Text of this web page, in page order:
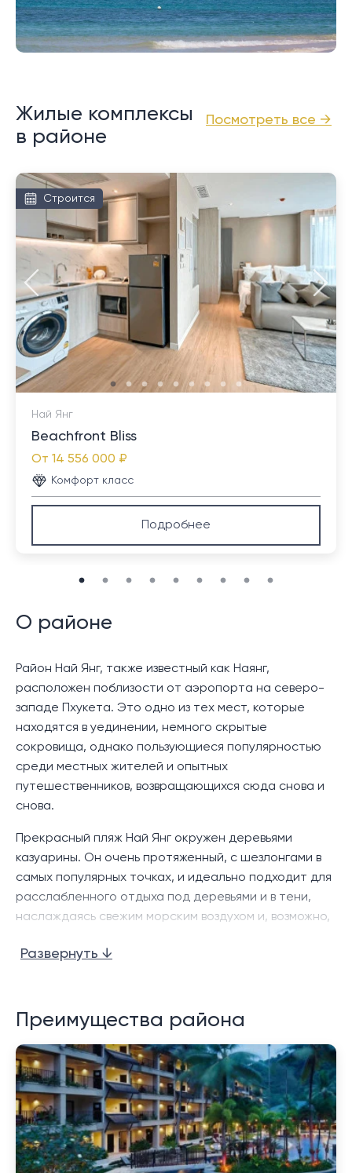
Посмотреть все →
Жилые комплексы
в районе
Строится
Най Янг
Beachfront Bliss
От 14 556 000 ₽
Комфорт класс
Подробнее
О районе
Район Най Янг, также известный как Наянг,
расположен поблизости от аэропорта на северо-
западе Пхукета. Это одно из тех мест, которые
находятся в уединении, немного скрытые
сокровища, однако пользующиеся популярностью
среди местных жителей и опытных
путешественников, возвращающихся сюда снова и
снова.
Прекрасный пляж Най Янг окружен деревьями
казуарины. Он очень протяженный, с шезлонгами в
самых популярных точках, и идеально подходит для
расслабленного отдыха под деревьями и в тени,
наслаждаясь свежим морским воздухом и, возможно,
администрации, развитие вдоль береговой линии в
значительной мере ограничено. Тем не менее,
имеется хороший выбор ресторанов и баров, а
местный рынок свежих продуктов интересует как
жителей, так и гостей региона.
Как и многие пляжи на северной части Пхукета, в
низкий сезон здесь может быть довольно тихо, но
Развернуть ↓
Преимущества района